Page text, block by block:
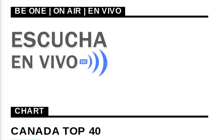
BE ONE | ON AIR | EN VIVO
CHART
CANADA TOP 40